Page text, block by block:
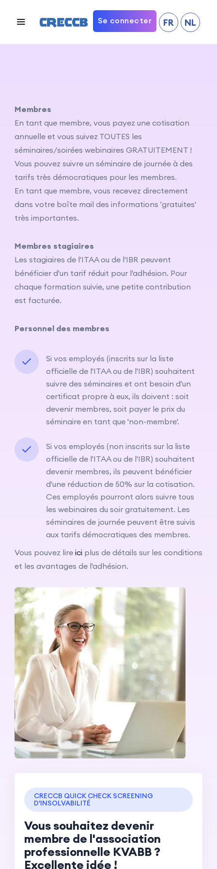
Se connecter FR NL
Membres
En tant que membre, vous payez une cotisation
annuelle et vous suivez TOUTES les
séminaires/soirées webinaires GRATUITEMENT !
Vous pouvez suivre un séminaire de journée à des
tarifs très démocratiques pour les membres.
En tant que membre, vous recevez directement
dans votre boîte mail des informations 'gratuites'
très importantes.
Membres stagiaires
Les stagiaires de l'ITAA ou de l'IBR peuvent
bénéficier d'un tarif réduit pour l'adhésion. Pour
chaque formation suivie, une petite contribution
est facturée.
Personnel des membres
Si vos employés (inscrits sur la liste
officielle de l'ITAA ou de l'IBR) souhaitent
suivre des séminaires et ont besoin d'un
certificat propre à eux, ils doivent : soit
devenir membres, soit payer le prix du
séminaire en tant que 'non-membre'.
Si vos employés (non inscrits sur la liste
officielle de l'ITAA ou de l'IBR) souhaitent
devenir membres, ils peuvent bénéficier
d'une réduction de 50% sur la cotisation.
Ces employés pourront alors suivre tous
les webinaires du soir gratuitement. Les
séminaires de journée peuvent être suivis
aux tarifs démocratiques des membres.
Vous pouvez lire ici plus de détails sur les conditions
et les avantages de l'adhésion.
CRECCB QUICK CHECK SCREENING
D'INSOLVABILITÉ
Vous souhaitez devenir
membre de l'association
professionnelle KVABB ?
Excellente idée !